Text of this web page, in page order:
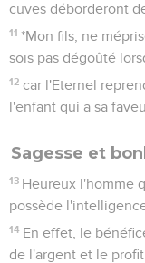
cuves déborderont
11 *Mon fils, ne
sois pas dégoûté
12 car l'Eternel
l'enfant qui a sa
Sagesse et
13 Heureux l'homme
possède
14 En effet, le
de l'argent et le